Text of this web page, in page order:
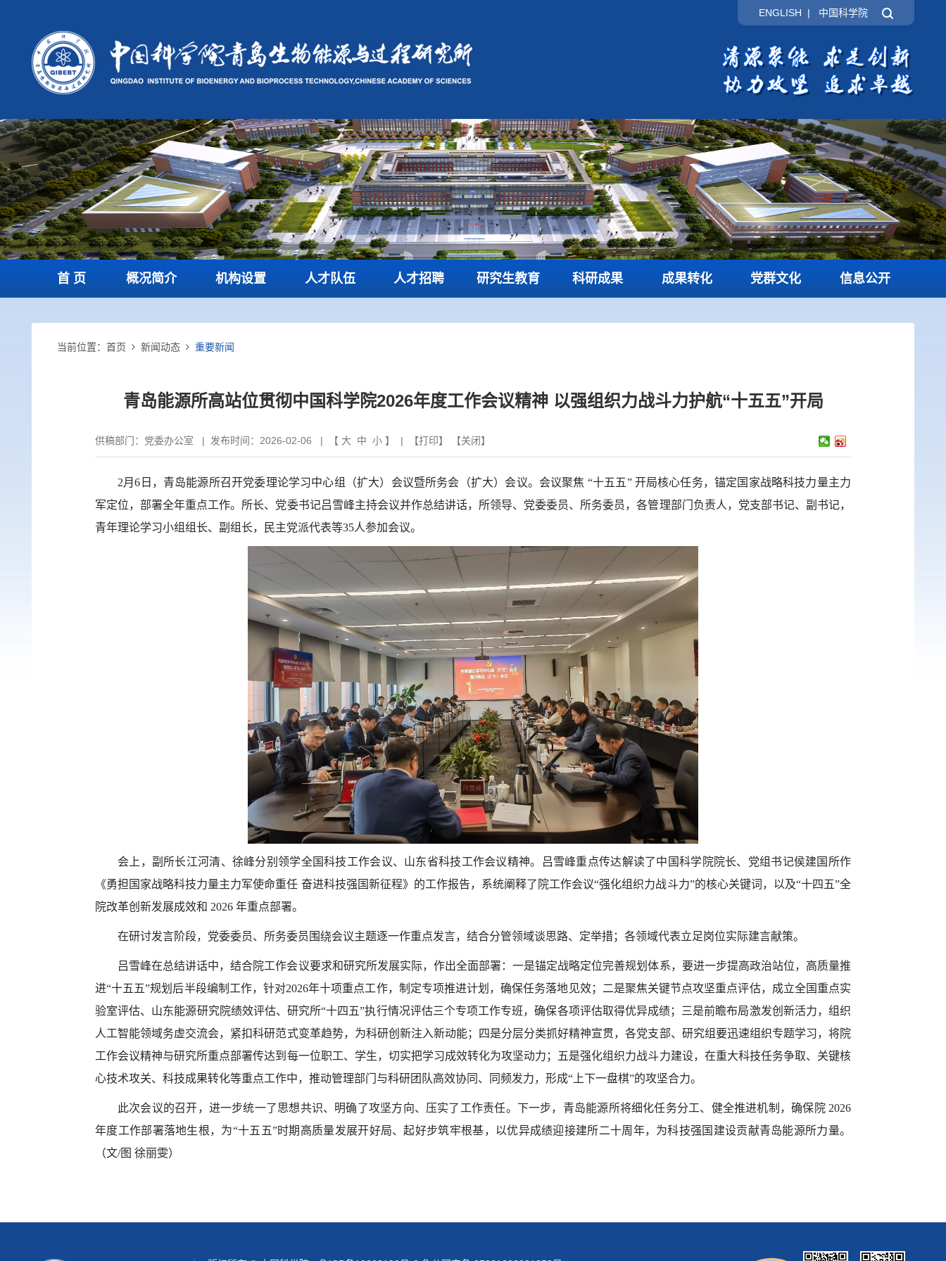
ENGLISH | 中国科学院
首 页 概况简介 机构设置 人才队伍 人才招聘 研究生教育 科研成果 成果转化 党群文化 信息公开
当前位置： 首页 新闻动态 重要新闻
青岛能源所高站位贯彻中国科学院2026年度工作会议精神 以强组织力战斗力护航“十五五”开局
供稿部门： 党委办公室 | 发布时间：2026-02-06 | 【 大 中 小 】 | 【打印】 【关闭】
2月6 日，青岛能源所召开党委理论学习中心组（扩大）会议暨所务会（扩大）会议。会议聚焦 “十五五” 开局核心任务，锚定国家战略科技力量主力
军定位，部署全年重点工作。所长、党委书记吕雪峰主持会议并作总结讲话，所领导、党委委员、所务委员，各管理部门负责人，党支部书记、副书记，
青年理论学习小组组长、副组长，民主党派代表等35人参加会议。
会上，副所长江河清、徐峰分别领学全国科技工作会议、山东省科技工作会议精神。吕雪峰重点传达解读了中国科学院院长、党组书记侯建国所作
《勇担国家战略科技力量主力军使命重任 奋进科技强国新征程》的工作报告，系统阐释了院工作会议“强化组织力战斗力”的核心关键词，以及“十四五”全
院改革创新发展成效和 2026 年重点部署。
在研讨发言阶段，党委委员、所务委员围绕会议主题逐一作重点发言，结合分管领域谈思路、定举措；各领域代表立足岗位实际建言献策。
吕雪峰在总结讲话中，结合院工作会议要求和研究所发展实际，作出全面部署：一是锚定战略定位完善规划体系，要进一步提高政治站位，高质量推
进“十五五”规划后半段编制工作，针对2026年十项重点工作，制定专项推进计划，确保任务落地见效；二是聚焦关键节点攻坚重点评估，成立全国重点实
验室评估、山东能源研究院绩效评估、研究所“十四五”执行情况评估三个专项工作专班，确保各项评估取得优异成绩；三是前瞻布局激发创新活力，组织
人工智能领域务虚交流会，紧扣科研范式变革趋势，为科研创新注入新动能；四是分层分类抓好精神宣贯，各党支部、研究组要迅速组织专题学习，将院
工作会议精神与研究所重点部署传达到每一位职工、学生，切实把学习成效转化为攻坚动力；五是强化组织力战斗力建设，在重大科技任务争取、关键核
心技术攻关、科技成果转化等重点工作中，推动管理部门与科研团队高效协同、同频发力，形成“上下一盘棋”的攻坚合力。
此次会议的召开，进一步统一了思想共识、明确了攻坚方向、压实了工作责任。下一步，青岛能源所将细化任务分工、健全推进机制，确保院 2026
年度工作部署落地生根，为“十五五”时期高质量发展开好局、起好步筑牢根基，以优异成绩迎接建所二十周年，为科技强国建设贡献青岛能源所力量。
（文/图 徐丽雯）